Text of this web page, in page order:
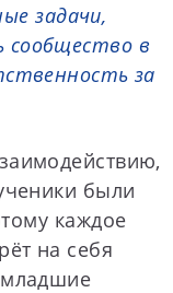
задачи,
сообщество в
за
были
каждое
на себя